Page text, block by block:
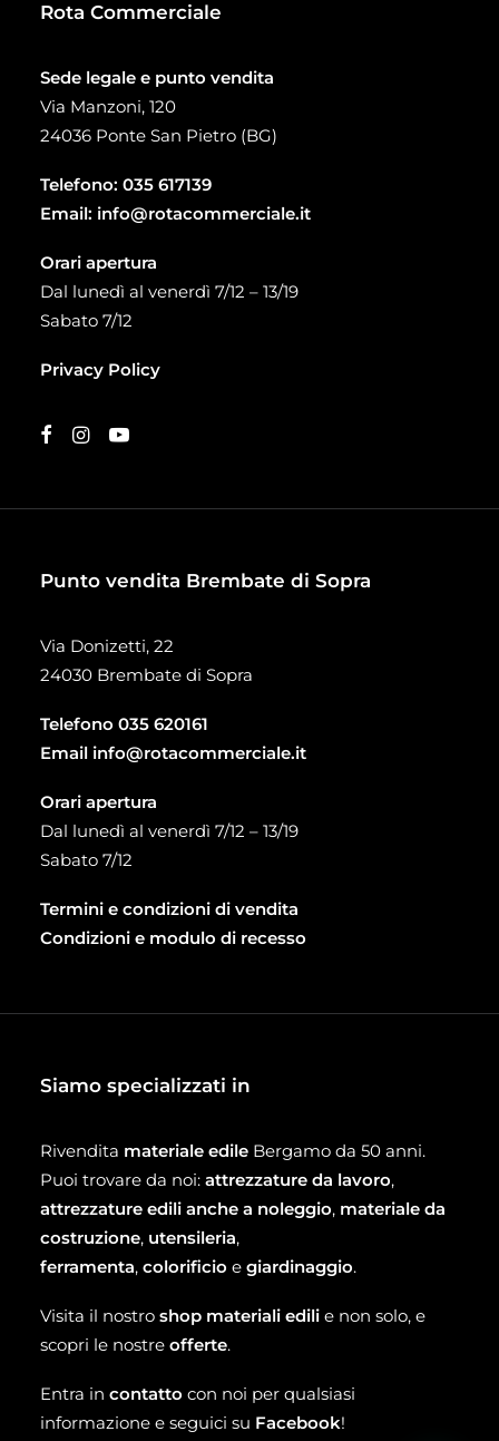
Rota Commerciale
Sede legale e punto vendita
Via Manzoni, 120
24036 Ponte San Pietro (BG)
Telefono: 035 617139
Email: info@rotacommerciale.it
Orari apertura
Dal lunedì al venerdì 7/12 – 13/19
Sabato 7/12
Privacy Policy
Punto vendita Brembate di Sopra
Via Donizetti, 22
24030 Brembate di Sopra
Telefono 035 620161
Email info@rotacommerciale.it
Orari apertura
Dal lunedì al venerdì 7/12 – 13/19
Sabato 7/12
Termini e condizioni di vendita
Condizioni e modulo di recesso
Siamo specializzati in
Rivendita materiale edile Bergamo da 50 anni.
Puoi trovare da noi: attrezzature da lavoro,
attrezzature edili anche a noleggio, materiale da
costruzione, utensileria,
ferramenta, colorificio e giardinaggio.
Visita il nostro shop materiali edili e non solo, e
scopri le nostre offerte.
Entra in contatto con noi per qualsiasi
informazione e seguici su Facebook!